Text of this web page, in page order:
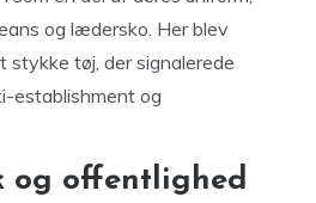
og lædersko. Her blev
stykke tøj, der signalerede
establishment og
og offentlighed